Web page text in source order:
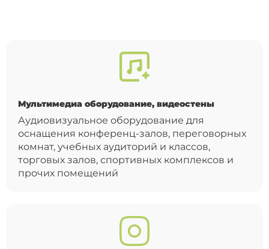
Мультимедиа оборудование, видеостены
Аудиовизуальное оборудование для
оснащения конференц-залов, переговорных
комнат, учебных аудиторий и классов,
торговых залов, спортивных комплексов и
прочих помещений